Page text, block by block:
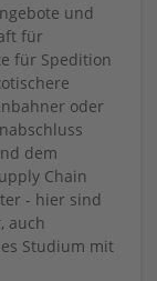
und
für
für Spedition
oder
dem
Chain
- hier sind
auch
Studium mit